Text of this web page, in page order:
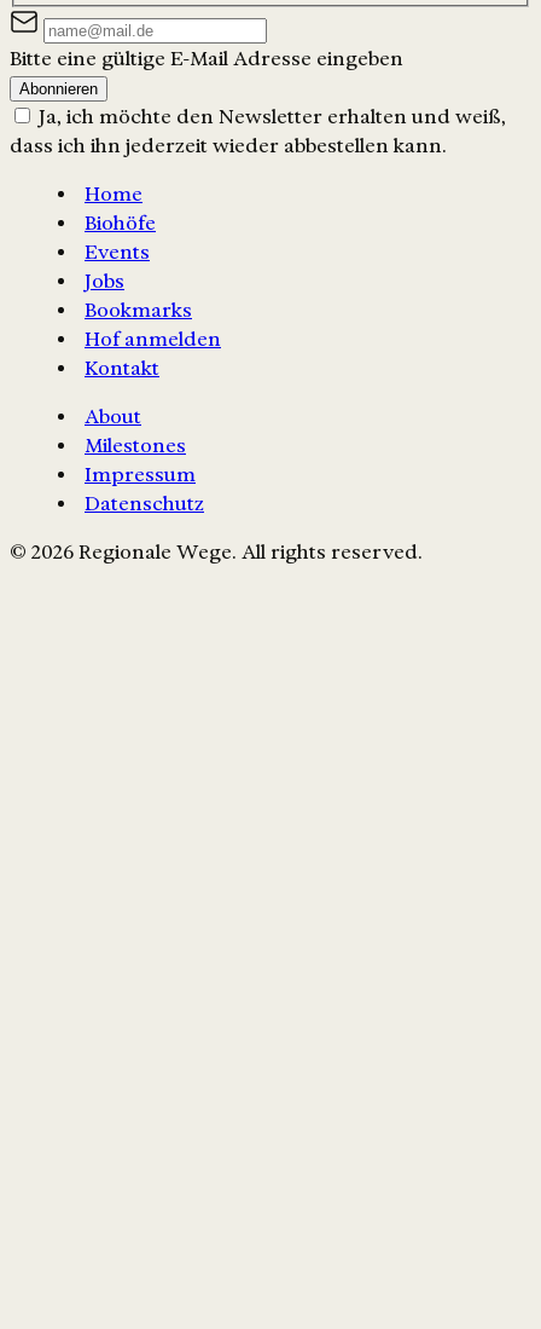
Bitte eine gültige E-Mail Adresse eingeben
Abonnieren
Ja, ich möchte den Newsletter erhalten und weiß,
dass ich ihn jederzeit wieder abbestellen kann.
Home
Biohöfe
Events
Jobs
Bookmarks
Hof anmelden
Kontakt
About
Milestones
Impressum
Datenschutz
© 2026 Regionale Wege. All rights reserved.